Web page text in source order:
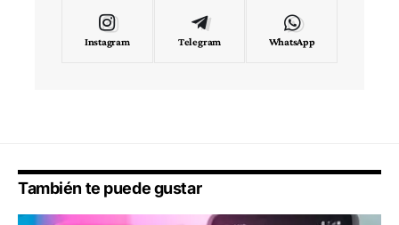
Instagram Telegram WhatsApp
También te puede gustar